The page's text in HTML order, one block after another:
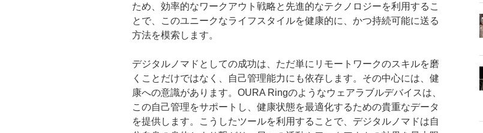
ため、効率的なワークアウト戦略と先進的なテクノロジーを利用するこ
とで、このユニークなライフスタイルを健康的に、かつ持続可能に送る
方法を模索します。
デジタルノマドとしての成功は、ただ単にリモートワークのスキルを磨
くことだけではなく、自己管理能力にも依存します。その中心には、健
康への意識があります。OURA Ringのようなウェアラブルデバイスは、
この自己管理をサポートし、健康状態を最適化するための貴重なデータ
を提供します。こうしたツールを利用することで、デジタルノマドは自